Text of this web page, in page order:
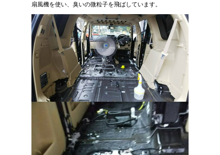
扇風機を使い、臭いの微粒子を飛ばしています。